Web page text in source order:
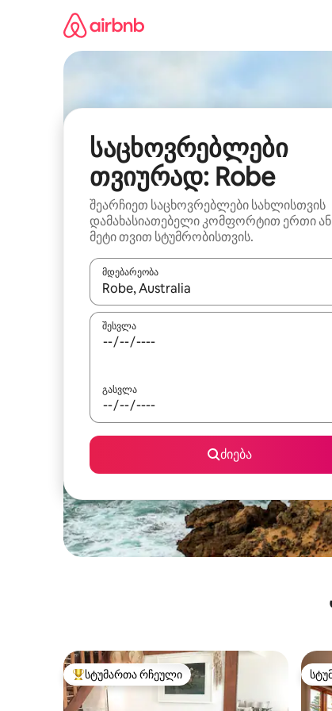
საცხოვრებლები
თვიურად: Robe
შეარჩიეთ საცხოვრებლები სახლისთვის
დამახასიათებელი კომფორტით ერთი ან
მეტი თვით სტუმრობისთვის.
მდებარეობა
როცა შედეგები ხელმისაწვდომი გახდება,
შესვლა
გასვლა
ძიება
სტუმართა რჩეული მოწინავე ვარიანტი
სტუმართა რჩეული